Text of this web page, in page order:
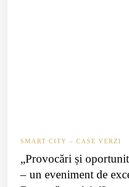
SMART CITY – CASE VERZI
„Provocări și
– un eveniment de